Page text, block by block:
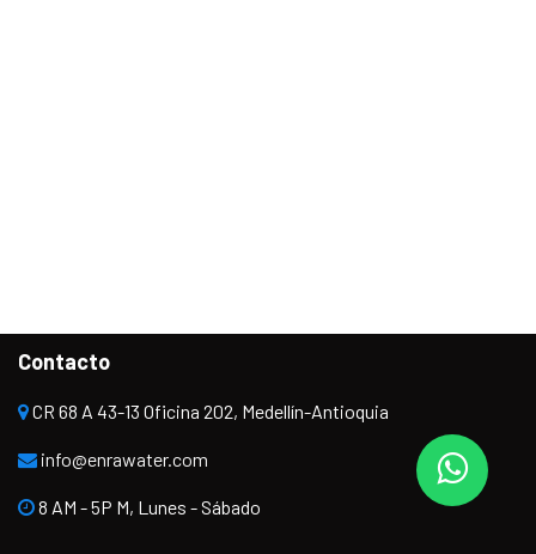
Contacto
CR 68 A 43-13 Oficina 202, Medellín-Antioquia
info@enrawater.com
8 AM - 5P M, Lunes - Sábado